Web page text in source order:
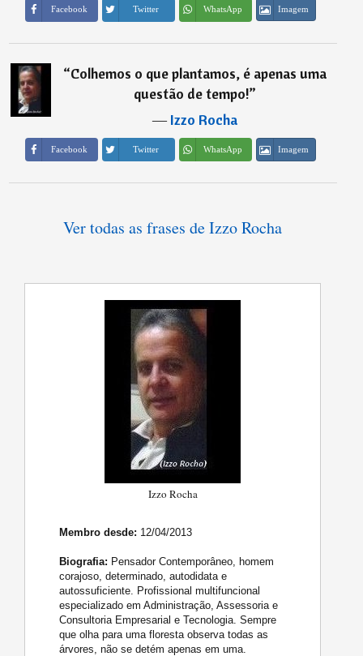
Facebook Twitter WhatsApp Imagem
“Colhemos o que plantamos, é apenas uma
questão de tempo!”
―Izzo Rocha
Facebook Twitter WhatsApp Imagem
Ver todas as frases de Izzo Rocha
Izzo Rocha
Membro desde: 12/04/2013
Biografia: Pensador Contemporâneo, homem
corajoso, determinado, autodidata e
autossuficiente. Profissional multifuncional
especializado em Administração, Assessoria e
Consultoria Empresarial e Tecnologia. Sempre
que olha para uma floresta observa todas as
árvores, não se detém apenas em uma.